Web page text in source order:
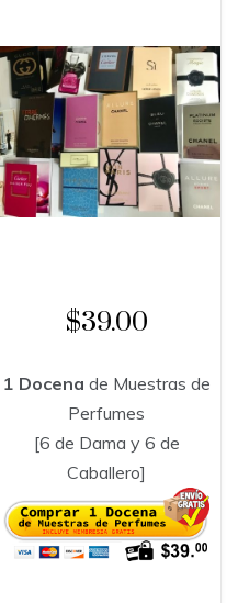
$39.00
1 Docena de Muestras de
Perfumes
[6 de Dama y 6 de
Caballero]